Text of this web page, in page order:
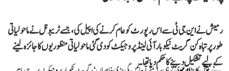
رمیش نے این جی ٹی سے اس رپورٹ کو عام کرنے کی اپیل کی، جسے ٹریبونل نے ماحولیاتی
طور پر تباہ کن گریٹ نیکوبار آئی لینڈ پروجیکٹ کو دی گئی ماحولیاتی منظوریوں کا جائزہ لینے
کے لیے تشکیل دینے کا حکم دیا تھا۔